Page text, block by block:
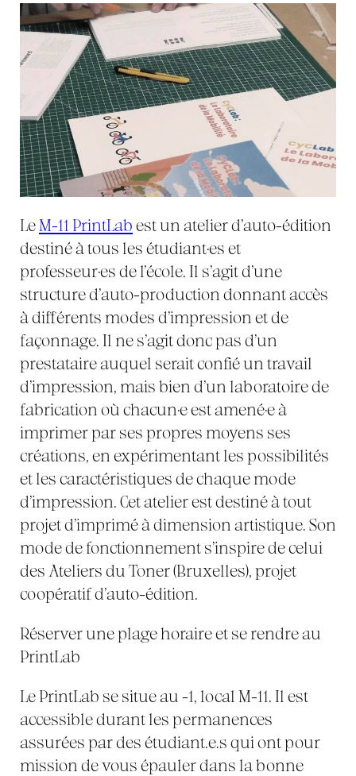
LeM-11 PrintLab est un atelier d’auto-édition
destiné à tous les étudiant·es et
professeur·es de l’école. Il s’agit d’une
structure d’auto-production donnant accès
à différents modes d’impression et de
façonnage. Il ne s’agit donc pas d’un
prestataire auquel serait confié un travail
d’impression, mais bien d’un laboratoire de
fabrication où chacun·e est amené·e à
imprimer par ses propres moyens ses
créations, en expérimentant les possibilités
et les caractéristiques de chaque mode
d’impression. Cet atelier est destiné à tout
projet d’imprimé à dimension artistique. Son
mode de fonctionnement s’inspire de celui
des Ateliers du Toner (Bruxelles), projet
coopératif d’auto-édition.
Réserver une plage horaire et se rendre au
PrintLab
Le PrintLab se situe au -1, local M-11. Il est
accessible durant les permanences
assurées par des étudiant.e.s qui ont pour
mission de vous épauler dans la bonne